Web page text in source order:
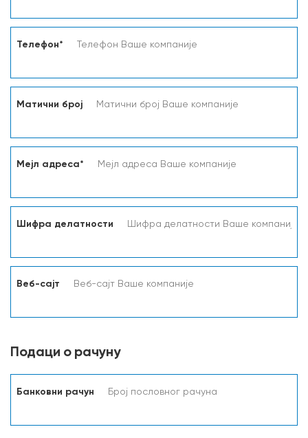
Телефон*
Матични број
Мејл адреса*
Шифра делатности
Веб-сајт
Подаци о рачуну
Банковни рачун